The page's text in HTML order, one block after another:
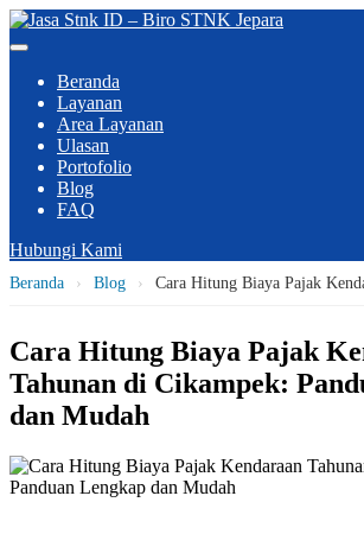
Beranda
Layanan
Area Layanan
Ulasan
Portofolio
Blog
FAQ
Hubungi Kami
Beranda › Blog › Cara Hitung Biaya Pajak
Cara Hitung Biaya Pajak
Tahunan di Cikampek:
dan Mudah